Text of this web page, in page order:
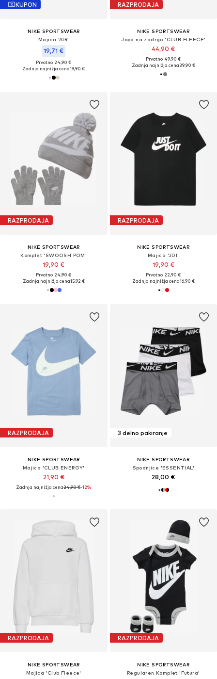
KUPON
NIKE SPORTSWEAR
Majica 'AIR'
19,71 €
Prvotno: 24,90 €
Zadnja najnižja cena19,90 €
RAZPRODAJA
NIKE SPORTSWEAR
Jopa na zadrgo 'CLUB FLEECE'
44,90 €
Prvotno: 49,90 €
Zadnja najnižja cena39,90 €
RAZPRODAJA
NIKE SPORTSWEAR
Komplet 'SWOOSH POM'
19,90 €
Prvotno: 24,90 €
Zadnja najnižja cena15,92 €
RAZPRODAJA
NIKE SPORTSWEAR
Majica 'JDI'
19,90 €
Prvotno: 22,90 €
Zadnja najnižja cena16,90 €
RAZPRODAJA
NIKE SPORTSWEAR
Majica 'CLUB ENERGY'
21,90 €
Zadnja najnižja cena24,90 €-12%
3 delno pakiranje
NIKE SPORTSWEAR
Spodnjice 'ESSENTIAL'
28,00 €
RAZPRODAJA
NIKE SPORTSWEAR
Majica 'Club Fleece'
RAZPRODAJA
NIKE SPORTSWEAR
Regularen Komplet 'Futura'